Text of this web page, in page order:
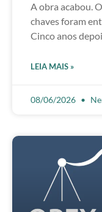
A obra acabou.
chaves foram
Cinco anos
LEIA MAIS »
08/06/2026